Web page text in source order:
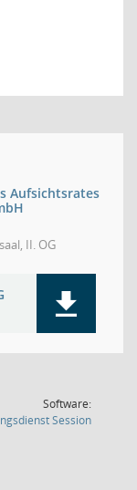
Aufsichtsrates
II. OG
Software:
Session(Wird in